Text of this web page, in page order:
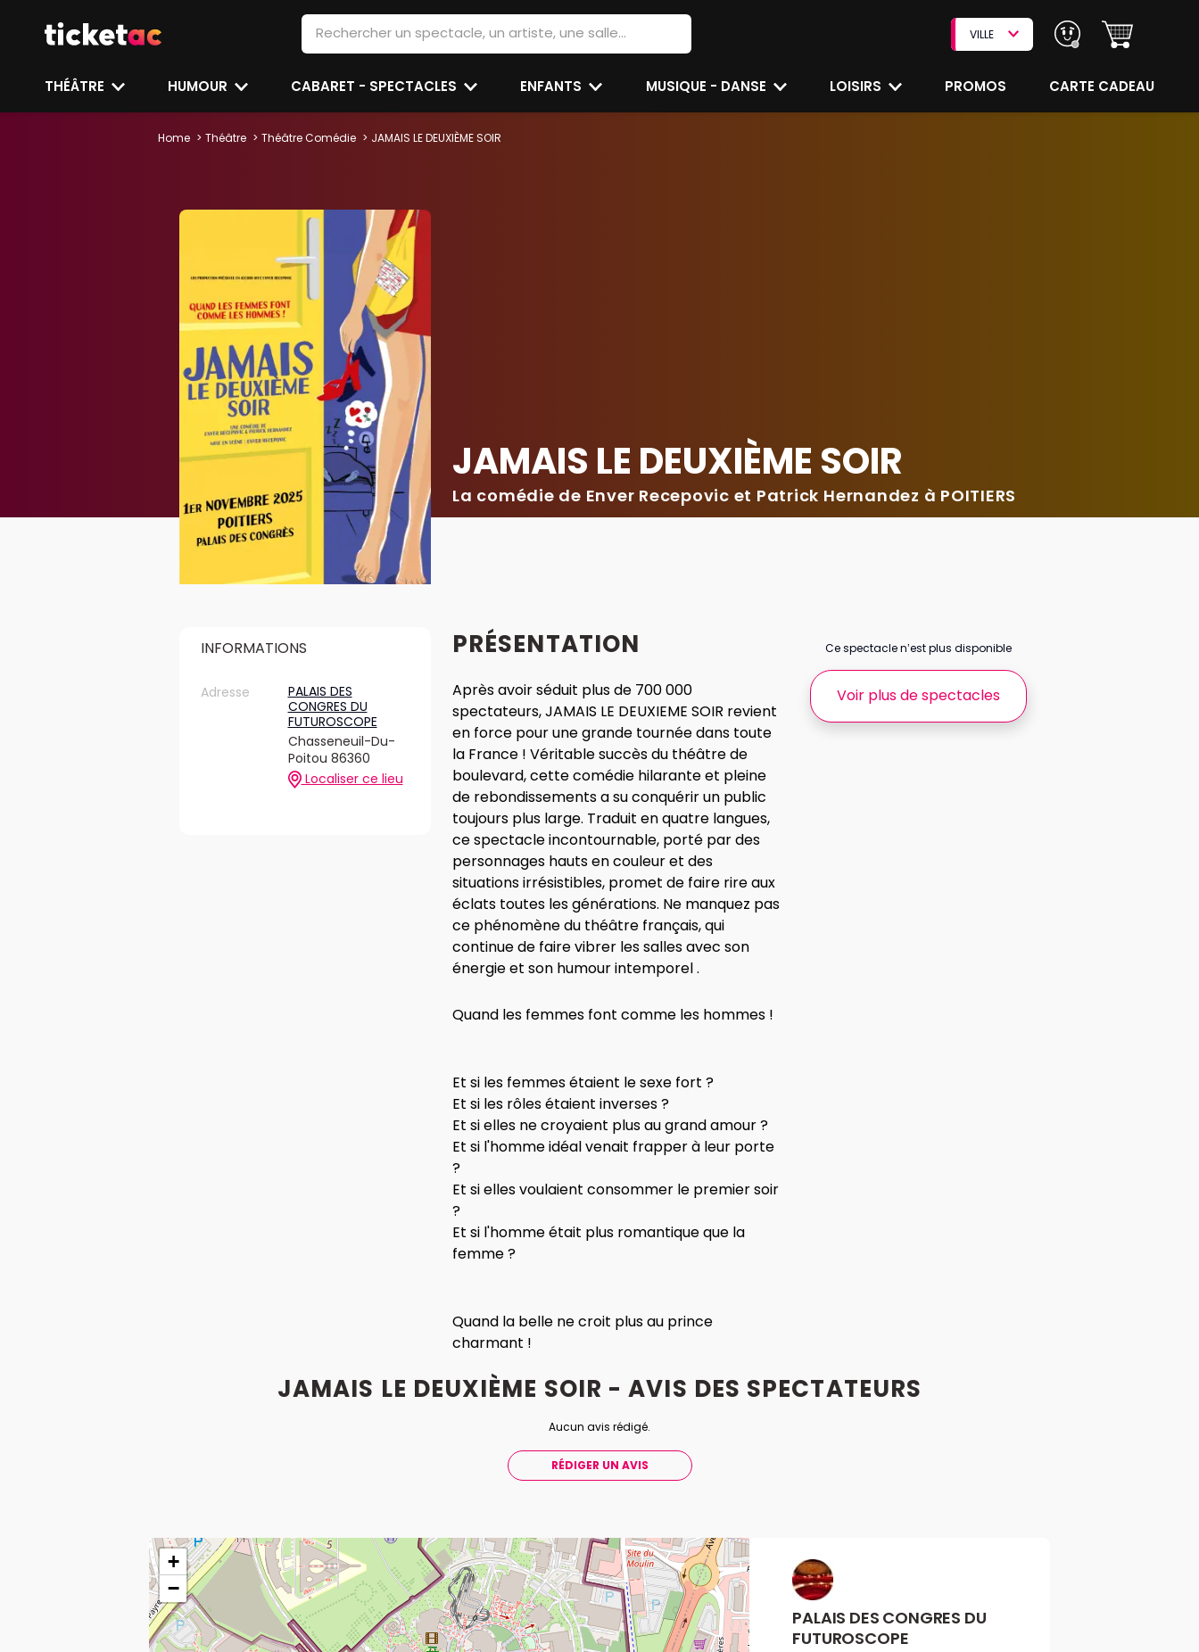
VILLE
THÉÂTRE HUMOUR CABARET - SPECTACLES ENFANTS MUSIQUE - DANSE LOISIRS PROMOS CARTE CADEAU
Home Théâtre Théâtre Comédie JAMAIS LE DEUXIÈME SOIR
JAMAIS LE DEUXIÈME SOIR
La comédie de Enver Recepovic et Patrick Hernandez à POITIERS
INFORMATIONS
Adresse
PALAIS DES
CONGRES DU
FUTUROSCOPE
Chasseneuil-Du-
Poitou 86360
Localiser ce lieu
PRÉSENTATION
Après avoir séduit plus de 700 000
spectateurs, JAMAIS LE DEUXIEME SOIR revient
en force pour une grande tournée dans toute
la France ! Véritable succès du théâtre de
boulevard, cette comédie hilarante et pleine
de rebondissements a su conquérir un public
toujours plus large. Traduit en quatre langues,
ce spectacle incontournable, porté par des
personnages hauts en couleur et des
situations irrésistibles, promet de faire rire aux
éclats toutes les générations. Ne manquez pas
ce phénomène du théâtre français, qui
continue de faire vibrer les salles avec son
énergie et son humour intemporel .
Quand les femmes font comme les hommes !
Et si les femmes étaient le sexe fort ?
Et si les rôles étaient inverses ?
Et si elles ne croyaient plus au grand amour ?
Et si l'homme idéal venait frapper à leur porte
?
Et si elles voulaient consommer le premier soir
?
Et si l'homme était plus romantique que la
femme ?
Quand la belle ne croit plus au prince
charmant !
Ce spectacle n’est plus disponible
Voir plus de spectacles
JAMAIS LE DEUXIÈME SOIR - AVIS DES SPECTATEURS
Aucun avis rédigé.
RÉDIGER UN AVIS
+
−
PALAIS DES CONGRES DU
FUTUROSCOPE